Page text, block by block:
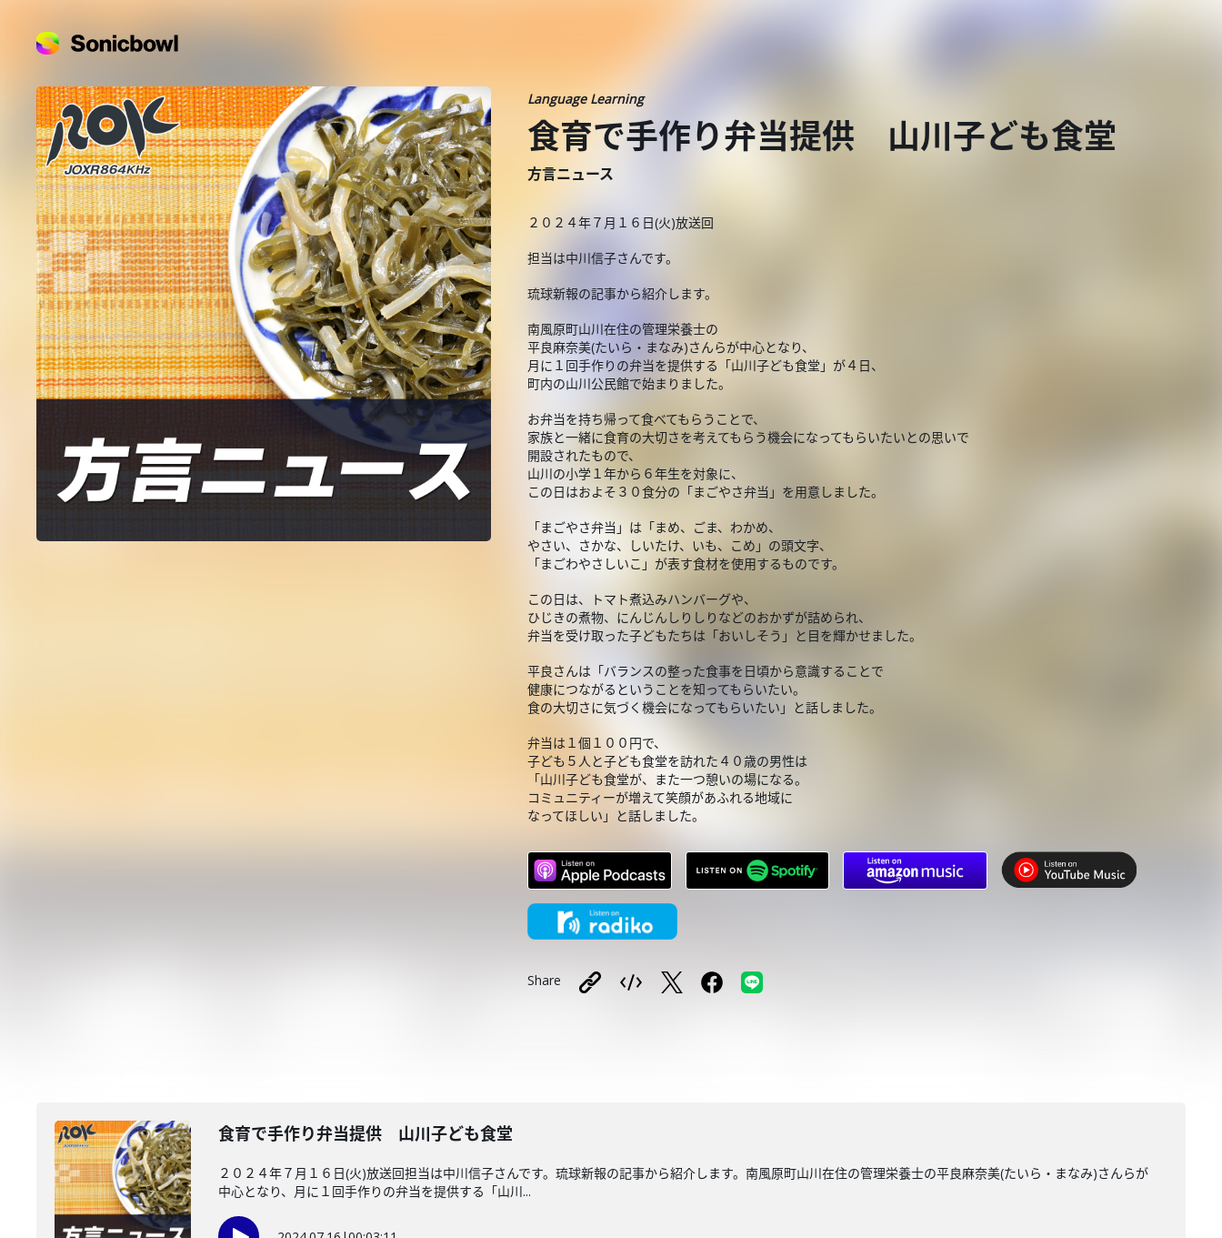
Language Learning
食育で手作り弁当提供 山川子ども食堂
方言ニュース
２０２４年７月１６日(火)放送回
担当は中川信子さんです。
琉球新報の記事から紹介します。
南風原町山川在住の管理栄養士の
平良麻奈美(たいら・まなみ)さんらが中心となり、
月に１回手作りの弁当を提供する「山川子ども食堂」が４日、
町内の山川公民館で始まりました。
お弁当を持ち帰って食べてもらうことで、
家族と一緒に食育の大切さを考えてもらう機会になってもらいたいとの思いで
開設されたもので、
山川の小学１年から６年生を対象に、
この日はおよそ３０食分の「まごやさ弁当」を用意しました。
「まごやさ弁当」は「まめ、ごま、わかめ、
やさい、さかな、しいたけ、いも、こめ」の頭文字、
「まごわやさしいこ」が表す食材を使用するものです。
この日は、トマト煮込みハンバーグや、
ひじきの煮物、にんじんしりしりなどのおかずが詰められ、
弁当を受け取った子どもたちは「おいしそう」と目を輝かせました。
平良さんは「バランスの整った食事を日頃から意識することで
健康につながるということを知ってもらいたい。
食の大切さに気づく機会になってもらいたい」と話しました。
弁当は１個１００円で、
子ども５人と子ども食堂を訪れた４０歳の男性は
「山川子ども食堂が、また一つ憩いの場になる。
コミュニティーが増えて笑顔があふれる地域に
なってほしい」と話しました。
Share
食育で手作り弁当提供 山川子ども食堂
２０２４年７月１６日(火)放送回担当は中川信子さんです。琉球新報の記事から紹介します。南風原町山川在住の管理栄養士の平良麻奈美(たいら・まなみ)さんらが
中心となり、月に１回手作りの弁当を提供する「山川...